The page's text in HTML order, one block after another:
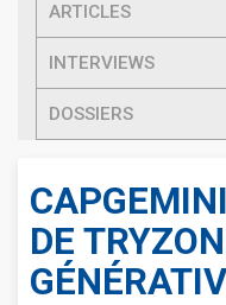
ARTICLES
INTERVIEWS
DOSSIERS
DE